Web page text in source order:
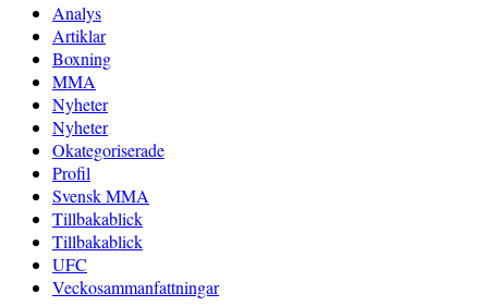
Analys
Artiklar
Boxning
MMA
Nyheter
Nyheter
Okategoriserade
Profil
Svensk MMA
Tillbakablick
Tillbakablick
UFC
Veckosammanfattningar